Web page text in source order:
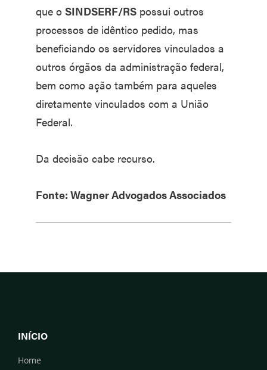
que o SINDSERF/RS possui outros
processos de idêntico pedido, mas
beneficiando os servidores vinculados a
outros órgãos da administração federal,
bem como ação também para aqueles
diretamente vinculados com a União
Federal.
Da decisão cabe recurso.
Fonte: Wagner Advogados Associados
INÍCIO
Home